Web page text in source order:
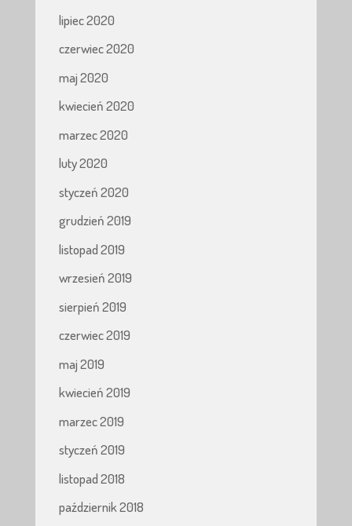
lipiec 2020
czerwiec 2020
maj 2020
kwiecień 2020
marzec 2020
luty 2020
styczeń 2020
grudzień 2019
listopad 2019
wrzesień 2019
sierpień 2019
czerwiec 2019
maj 2019
kwiecień 2019
marzec 2019
styczeń 2019
listopad 2018
październik 2018